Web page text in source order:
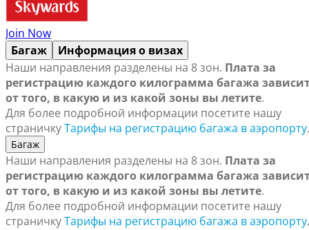
Join Now
Багаж
Информация о визах
Наши направления разделены на 8 зон. Плата за
регистрацию каждого килограмма багажа
от того, в какую и из какой зоны вы летите.
Для более подробной информации посетите нашу
страничкуТарифы на регистрацию багажа в аэропорту.
Багаж
Наши направления разделены на 8 зон. Плата за
регистрацию каждого килограмма багажа
от того, в какую и из какой зоны вы летите.
Для более подробной информации посетите нашу
страничкуТарифы на регистрацию багажа в аэропорту.